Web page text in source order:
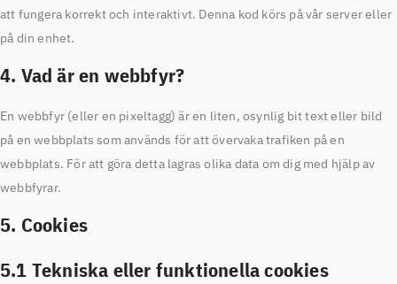
att fungera korrekt och interaktivt. Denna kod körs på vår server eller
på din enhet.
4. Vad är en webbfyr?
En webbfyr (eller en pixeltagg) är en liten, osynlig bit text eller bild
på en webbplats som används för att övervaka trafiken på en
webbplats. För att göra detta lagras olika data om dig med hjälp av
webbfyrar.
5. Cookies
5.1 Tekniska eller funktionella cookies